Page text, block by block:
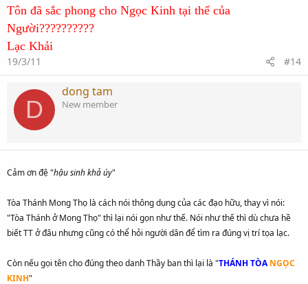
Tôn đã sắc phong cho Ngọc Kinh tại thế của
Người??????????
Lạc Khải
19/3/11 #14
D
dong tam
New member
Cảm ơn đệ "hậu sinh khả úy"
Tòa Thánh Mong Thọ là cách nói thông dụng của các đạo hữu, thay vì nói:
"Tòa Thánh ở Mong Thọ" thì lại nói gọn như thế. Nói như thế thì dù chưa hề
biết TT ở đâu nhưng cũng có thể hỏi người dân để tìm ra đúng vị trí tọa lạc.
Còn nếu gọi tên cho đúng theo danh Thầy ban thì lại là "THÁNH TÒANGỌC
KINH"